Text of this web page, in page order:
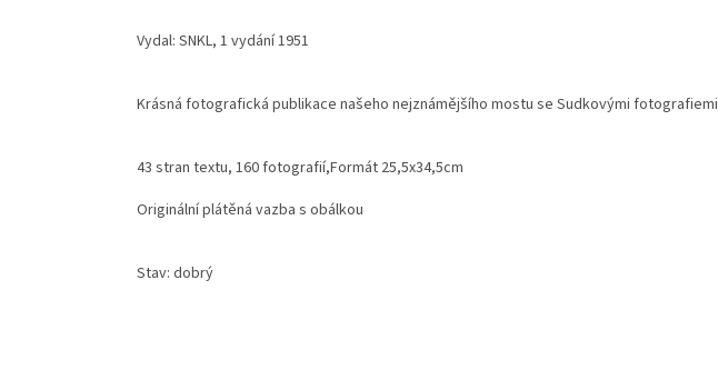
Vydal: SNKL, 1 vydání 1951
Krásná fotografická publikace našeho nejznámějšího mostu se Sudkovými fotografiemi
43 stran textu, 160 fotografií,Formát 25,5x34,5cm
Originální plátěná vazba s obálkou
Stav: dobrý